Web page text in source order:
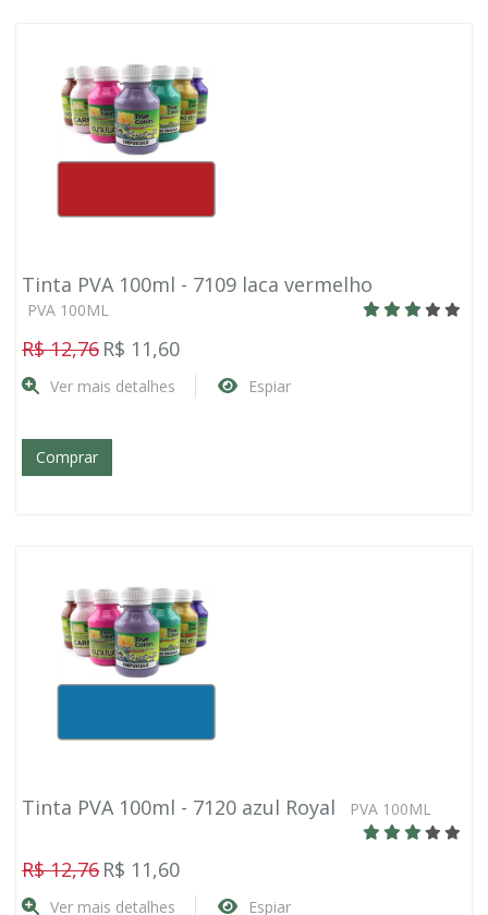
Tinta PVA 100ml - 7109 laca vermelho
PVA 100ML
R$ 12,76 R$ 11,60
Ver mais detalhes Espiar
Comprar
Tinta PVA 100ml - 7120 azul Royal PVA 100ML
R$ 12,76 R$ 11,60
Ver mais detalhes Espiar